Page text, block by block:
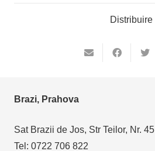
Distribuire
Brazi, Prahova
Sat Brazii de Jos, Str Teilor, Nr. 45
Tel: 0722 706 822